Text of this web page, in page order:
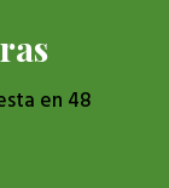
en 48